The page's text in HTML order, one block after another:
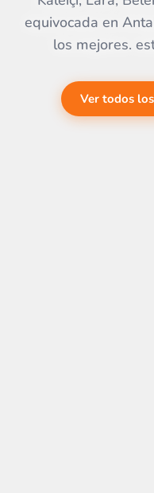
equivocada en
los mejores.
Ver todos